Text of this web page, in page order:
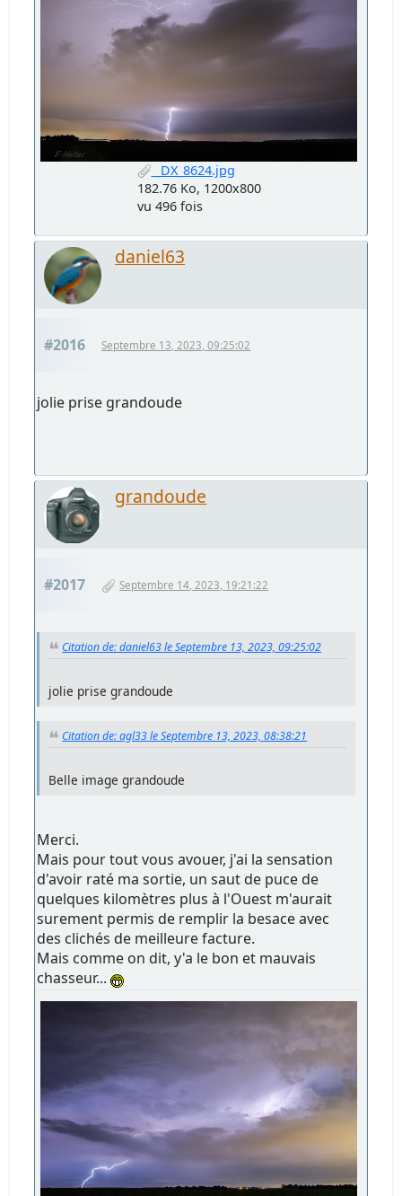
_DX_8624.jpg
182.76 Ko, 1200x800
vu 496 fois
daniel63
#2016 Septembre 13, 2023, 09:25:02
jolie prise grandoude
grandoude
#2017 Septembre 14, 2023, 19:21:22
Citation de: daniel63 le Septembre 13, 2023, 09:25:02
jolie prise grandoude
Citation de: agl33 le Septembre 13, 2023, 08:38:21
Belle image grandoude
Merci.
Mais pour tout vous avouer, j'ai la sensation
d'avoir raté ma sortie, un saut de puce de
quelques kilomètres plus à l'Ouest m'aurait
surement permis de remplir la besace avec
des clichés de meilleure facture.
Mais comme on dit, y'a le bon et mauvais
chasseur...